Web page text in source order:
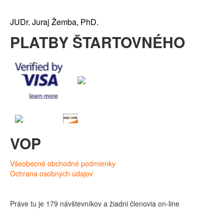
JUDr. Juraj Žemba, PhD.
PLATBY ŠTARTOVNÉHO
VOP
Všeobecné obchodné podmienky
Ochrana osobných údajov
Práve tu je 179 návštevníkov a žiadni členovia on-line